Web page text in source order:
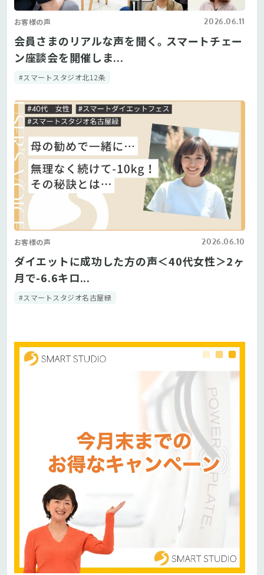
お客様の声 2026.06.11
会員さまのリアルな声を聞く。スマートチェー
ン座談会を開催しま...
#スマートスタジオ北12条
お客様の声 2026.06.10
ダイエットに成功した方の声＜40代女性＞2ヶ
月で-6.6キロ...
#スマートスタジオ名古屋緑